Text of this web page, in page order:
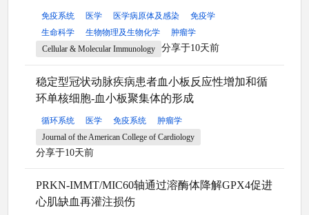
免疫系统 医学 医学病原体及感染
免疫学
生命科学
生物物理及生物化学
肿瘤学
Cellular & Molecular Immunology
分享于10天前
稳定型冠状动脉疾病患者血小板反应性增加和循
环单核细胞-血小板聚集体的形成
循环系统 医学 免疫系统
肿瘤学
Journal of the American College of Cardiology
分享于10天前
PRKN-IMMT/MIC60轴通过溶酶体降解GPX4促进
心肌缺血再灌注损伤